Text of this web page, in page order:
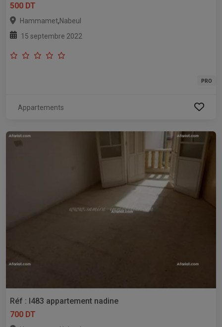
500 DT
Hammamet,Nabeul
15 septembre 2022
PRO
Appartements
Réf : l483 appartement nadine
700 DT